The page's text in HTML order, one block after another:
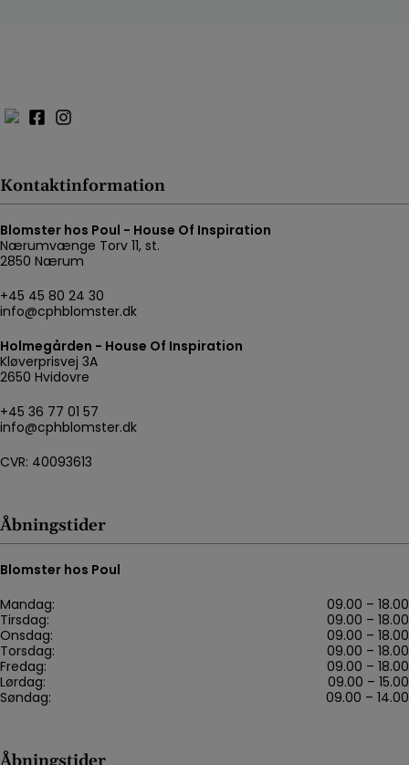
Kontaktinformation
Blomster hos Poul - House Of Inspiration
Nærumvænge Torv 11, st.
2850 Nærum
+45 45 80 24 30
info@cphblomster.dk
Holmegården - House Of Inspiration
Kløverprisvej 3A
2650 Hvidovre
+45 36 77 01 57
info@cphblomster.dk
CVR: 40093613
Åbningstider
Blomster hos Poul
Mandag:
09.00 – 18.00
Tirsdag:
09.00 – 18.00
Onsdag:
09.00 – 18.00
Torsdag:
09.00 – 18.00
Fredag:
09.00 – 18.00
Lørdag:
09.00 – 15.00
Søndag:
09.00 – 14.00